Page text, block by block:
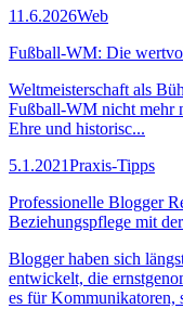
11.6.2026Web
Fußball-WM: Die
Weltmeisterschaft als
Fußball-WM nicht mehr
Ehre und historisc...
5.1.2021Praxis-Tipps
Professionelle Blogger
Beziehungspflege mit
Blogger haben sich
entwickelt, die
es für Kommunikatoren,